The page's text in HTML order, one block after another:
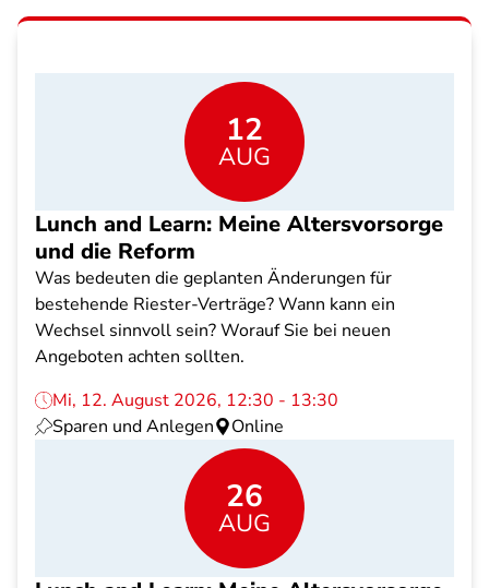
12
AUG
Lunch and Learn: Meine Altersvorsorge
und die Reform
Was bedeuten die geplanten Änderungen für
bestehende Riester-Verträge? Wann kann ein
Wechsel sinnvoll sein? Worauf Sie bei neuen
Angeboten achten sollten.
Mi, 12. August 2026, 12:30 - 13:30
Sparen und Anlegen
Online
26
AUG